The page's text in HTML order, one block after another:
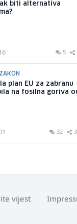
biti alternativa
5
plan EU za zabranu
na fosilna goriva
32
vijest